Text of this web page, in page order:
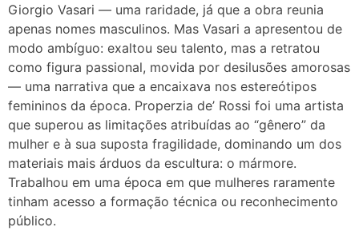
Giorgio Vasari — uma raridade, já que a obra reunia
apenas nomes masculinos. Mas Vasari a apresentou de
modo ambíguo: exaltou seu talento, mas a retratou
como figura passional, movida por desilusões amorosas
— uma narrativa que a encaixava nos estereótipos
femininos da época. Properzia de’ Rossi foi uma artista
que superou as limitações atribuídas ao “gênero” da
mulher e à sua suposta fragilidade, dominando um dos
materiais mais árduos da escultura: o mármore.
Trabalhou em uma época em que mulheres raramente
tinham acesso a formação técnica ou reconhecimento
público.